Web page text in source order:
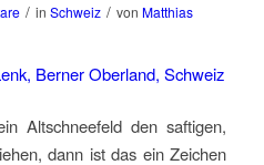
/ in Schweiz / von Matthias
Altschneefeld den saftigen,
dann ist das ein Zeichen